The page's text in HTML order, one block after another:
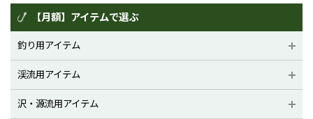
【月額】アイテムで選ぶ
釣り用アイテム
渓流用アイテム
沢・源流用アイテム